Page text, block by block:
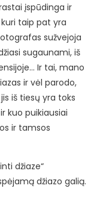
įspūdinga ir
taip pat yra
sužvejoja
sugaunami, iš
Ir tai, mano
ir vėl parodo,
iš tiesų yra toks
kuo puikiausiai
ir tamsos
džiaze“
džiazo galią.